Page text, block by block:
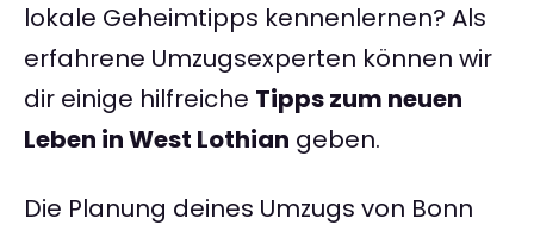
lokale Geheimtipps kennenlernen? Als
erfahrene Umzugsexperten können wir
dir einige hilfreiche Tipps zum neuen
Leben in West Lothian geben.
Die Planung deines Umzugs von Bonn